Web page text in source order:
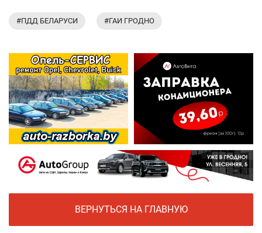
#ПДД БЕЛАРУСИ #ГАИ ГРОДНО
ВЕРНУТЬСЯ НА ГЛАВНУЮ